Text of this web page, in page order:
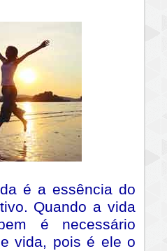
é a essência do
Quando a vida
é necessário
vida, pois é ele o